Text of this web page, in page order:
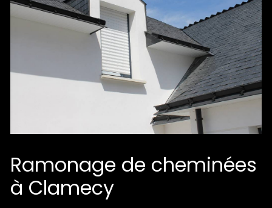
Ramonage de cheminées
à Clamecy